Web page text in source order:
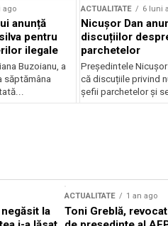
ago
anunță
pentru
ilegale
Buzoianu, a
săptămâna
ACTUALITATE 6 luni
Nicușor Dan
discuțiilor
parchetelor
Președintele
că discuțiile privind
șefii parchetelor și
la
ACTUALITATE 1 an ago
Toni Greblă,